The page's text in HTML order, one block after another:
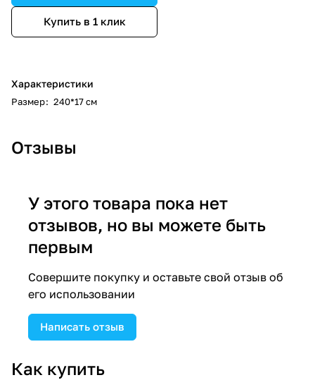
Купить в 1 клик
Характеристики
Размер: 240*17 см
Отзывы
У этого товара пока нет
отзывов, но вы можете быть
первым
Совершите покупку и оставьте свой отзыв об
его использовании
Написать отзыв
Как купить